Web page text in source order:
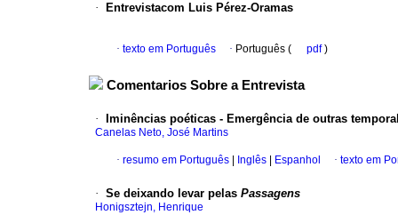
· Entrevistacom Luis Pérez-Oramas
· texto em Português · Português ( pdf)
Comentarios Sobre a Entrevista
· Iminências poéticas - Emergência de outras
Canelas Neto, José Martins
· resumo em Português Inglês Espanhol · texto em
· Se deixando levar pelas Passagens
Honigsztejn, Henrique